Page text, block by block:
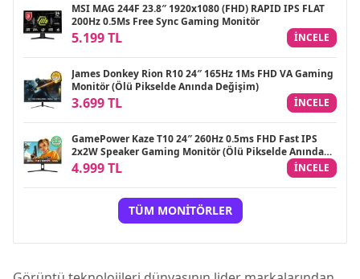
MSI MAG 244F 23.8″ 1920x1080 (FHD) RAPID IPS FLAT
200Hz 0.5Ms Free Sync Gaming Monitör
5.199 TL INCELE
James Donkey Rion R10 24″ 165Hz 1Ms FHD VA Gaming
Monitör (Ölü Pikselde Anında Değişim)
3.699 TL INCELE
GamePower Kaze T10 24″ 260Hz 0.5ms FHD Fast IPS
2x2W Speaker Gaming Monitör (Ölü Pikselde Anında
Değişim)
4.999 TL INCELE
TÜM MONITÖRLER